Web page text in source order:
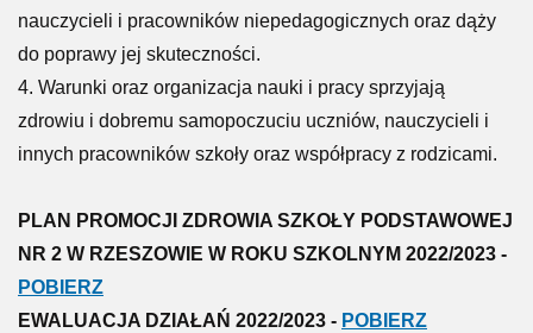
nauczycieli i pracowników niepedagogicznych oraz dąży
do poprawy jej skuteczności.
4. Warunki oraz organizacja nauki i pracy sprzyjają
zdrowiu i dobremu samopoczuciu uczniów, nauczycieli i
innych pracowników szkoły oraz współpracy z rodzicami.
PLAN PROMOCJI ZDROWIA SZKOŁY PODSTAWOWEJ
NR 2 W RZESZOWIE W ROKU SZKOLNYM 2022/2023 -
POBIERZ
EWALUACJA DZIAŁAŃ 2022/2023 - POBIERZ